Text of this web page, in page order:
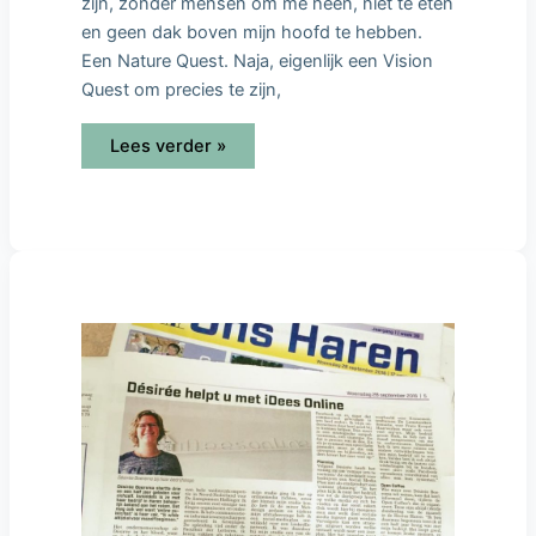
en geen dak boven mijn hoofd te hebben.
Een Nature Quest. Naja, eigenlijk een Vision
Quest om precies te zijn,
Lees verder »
iDees
online